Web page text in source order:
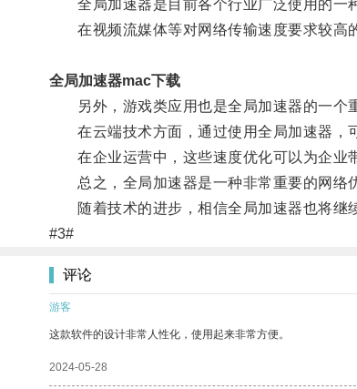
全局加速器是目前各个行业广泛使用的一
在视频流媒体等对网络传输速度要求较高的
全局加速器mac下载
另外，游戏类应用也是全局加速器的一个
在云端技术方面，通过使用全局加速器，
在企业运营中，这些速度优化可以为企业带
总之，全局加速器是一种非常重要的网络优
随着技术的进步，相信全局加速器也将继续
#3#
评论
游客
这款软件的设计非常人性化，使用起来非常方便。
2024-05-28